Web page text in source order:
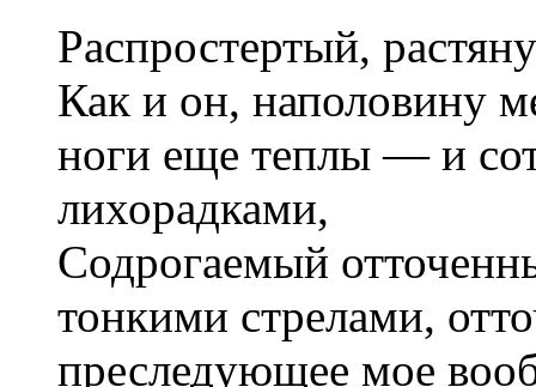
Распростертый,
Как и он, наполовину
ноги еще теплы — и
лихорадками,
Содрогаемый
тонкими стрелами,
преследующее мое